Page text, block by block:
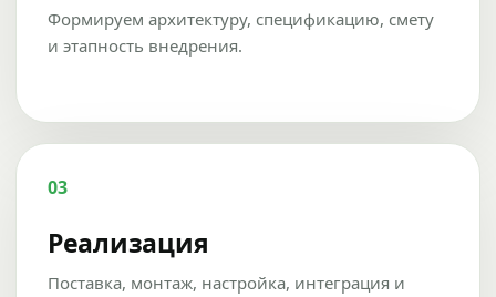
Формируем архитектуру, спецификацию, смету
и этапность внедрения.
03
Реализация
Поставка, монтаж, настройка, интеграция и